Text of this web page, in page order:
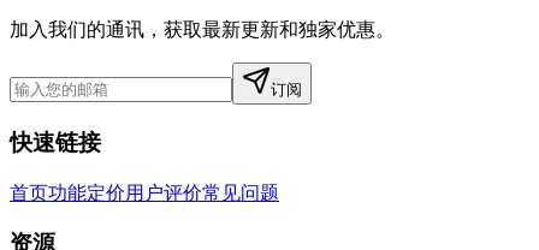
加入我们的通讯，获取最新更新和独家优惠。
订阅
快速链接
首页功能定价用户评价常见问题
资源